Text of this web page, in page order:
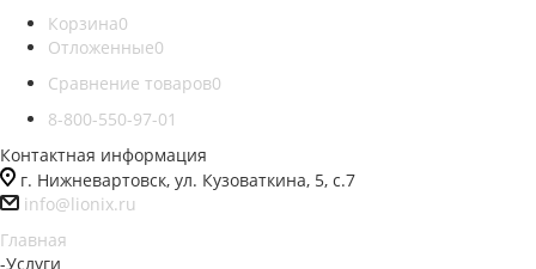
Корзина0
Отложенные0
Сравнение товаров0
8-800-550-97-01
Контактная информация
г. Нижневартовск, ул. Кузоваткина, 5, с.7
info@lionix.ru
Главная
-Услуги